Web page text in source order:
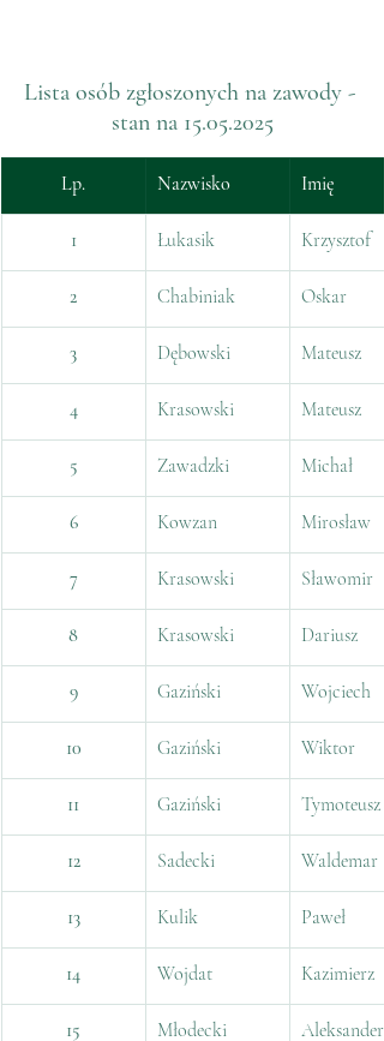
Lista osób zgłoszonych na zawody -
stan na 15.05.2025
Lp. Nazwisko Imię
1 Łukasik Krzysztof
2 Chabiniak Oskar
3 Dębowski Mateusz
4 Krasowski Mateusz
5 Zawadzki Michał
6 Kowzan Mirosław
7 Krasowski Sławomir
8 Krasowski Dariusz
9 Gaziński Wojciech
10 Gaziński Wiktor
11 Gaziński Tymoteusz
12 Sadecki Waldemar
13 Kulik Paweł
14 Wojdat Kazimierz
15 Młodecki Aleksander